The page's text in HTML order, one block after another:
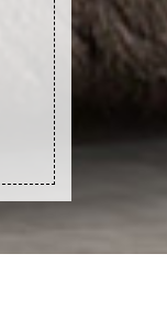
recherche
est
rapide en